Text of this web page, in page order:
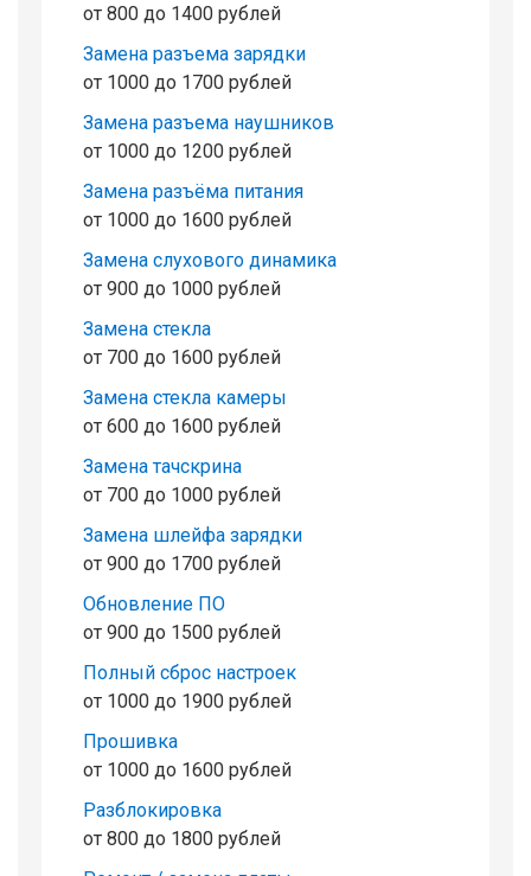
от 800 до 1400 рублей
Замена разъема зарядки
от 1000 до 1700 рублей
Замена разъема наушников
от 1000 до 1200 рублей
Замена разъёма питания
от 1000 до 1600 рублей
Замена слухового динамика
от 900 до 1000 рублей
Замена стекла
от 700 до 1600 рублей
Замена стекла камеры
от 600 до 1600 рублей
Замена тачскрина
от 700 до 1000 рублей
Замена шлейфа зарядки
от 900 до 1700 рублей
Обновление ПО
от 900 до 1500 рублей
Полный сброс настроек
от 1000 до 1900 рублей
Прошивка
от 1000 до 1600 рублей
Разблокировка
от 800 до 1800 рублей